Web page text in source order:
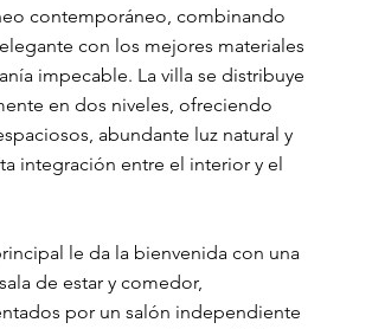
contemporáneo, combinando
con los mejores materiales
impecable. La villa se distribuye
en dos niveles, ofreciendo
abundante luz natural y
integración entre el interior y el
le da la bienvenida con una
de estar y comedor,
por un salón independiente